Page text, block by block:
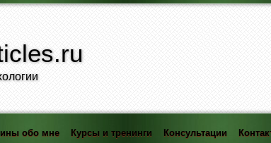
обо мне Курсы и тренинги Консультации